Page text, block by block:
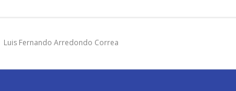
Luis Fernando Arredondo Correa